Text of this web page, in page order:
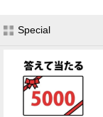
Special